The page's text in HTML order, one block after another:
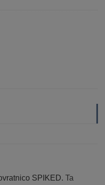
SPIKED. Ta